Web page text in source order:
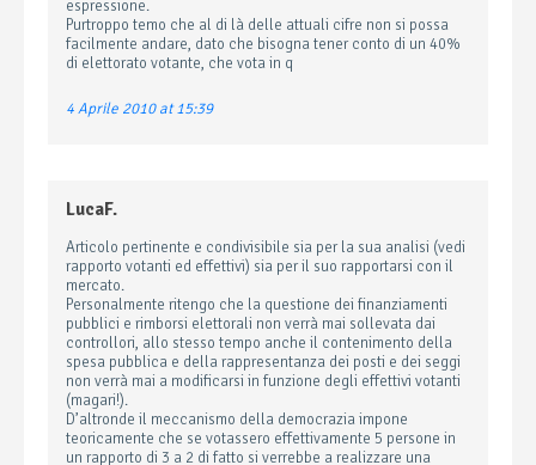
espressione.
Purtroppo temo che al di là delle attuali cifre non si possa
facilmente andare, dato che bisogna tener conto di un 40%
di elettorato votante, che vota in q
4 Aprile 2010 at 15:39
LucaF.
Articolo pertinente e condivisibile sia per la sua analisi (vedi
rapporto votanti ed effettivi) sia per il suo rapportarsi con il
mercato.
Personalmente ritengo che la questione dei finanziamenti
pubblici e rimborsi elettorali non verrà mai sollevata dai
controllori, allo stesso tempo anche il contenimento della
spesa pubblica e della rappresentanza dei posti e dei seggi
non verrà mai a modificarsi in funzione degli effettivi votanti
(magari!).
D’altronde il meccanismo della democrazia impone
teoricamente che se votassero effettivamente 5 persone in
un rapporto di 3 a 2 di fatto si verrebbe a realizzare una